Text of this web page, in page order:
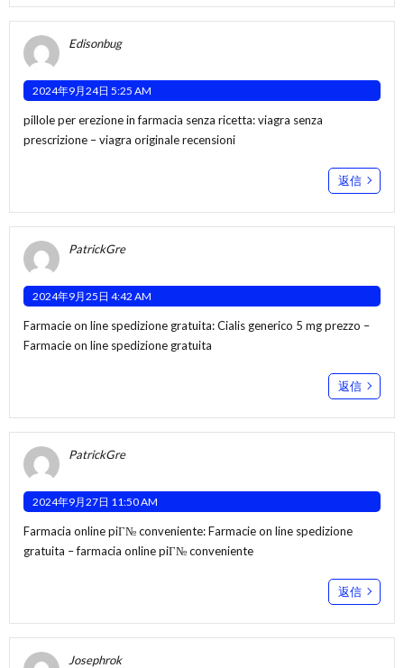
Edisonbug
2024年9月24日 5:25 AM
pillole per erezione in farmacia senza ricetta:viagra senza
prescrizione – viagra originale recensioni
返信
PatrickGre
2024年9月25日 4:42 AM
Farmacie on line spedizione gratuita:Cialis generico 5 mg prezzo –
Farmacie on line spedizione gratuita
返信
PatrickGre
2024年9月27日 11:50 AM
Farmacia online piГ№ conveniente:Farmacie on line spedizione
gratuita – farmacia online piГ№ conveniente
返信
Josephrok